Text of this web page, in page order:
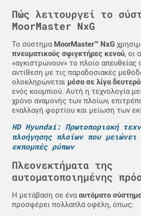
Πώς λειτουργεί το
MoorMaster NxG
Το σύστημα MoorMaster™ NxG
πνευματικούς σφιγκτήρες κενού, οι
«αγκιστρώνουν» το πλοίο
αντίθεση με τις παραδοσιακές
ολοκληρώνεται μέσα σε λίγα
ενός κουμπιού. Αυτή η τεχνολογία
χρόνο αναμονής των πλοίων,
εναλλαγή φορτίου και μείωση των
HD Hyundai: Πρωτοποριακή
πλοήγησης πλοίων που μειώνει
εκπομπές ρύπων
Πλεονεκτήματα της
αυτοματοποιημένης
Η μετάβαση σε ένααυτόματο
προσφέρει πολλαπλά οφέλη, όπως: